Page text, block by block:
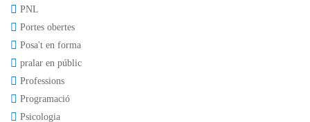
PNL
Portes obertes
Posa't en forma
pralar en públic
Professions
Programació
Psicologia